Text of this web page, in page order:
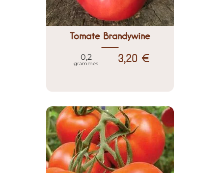
Tomate Brandywine
0,2
grammes 3,20 €